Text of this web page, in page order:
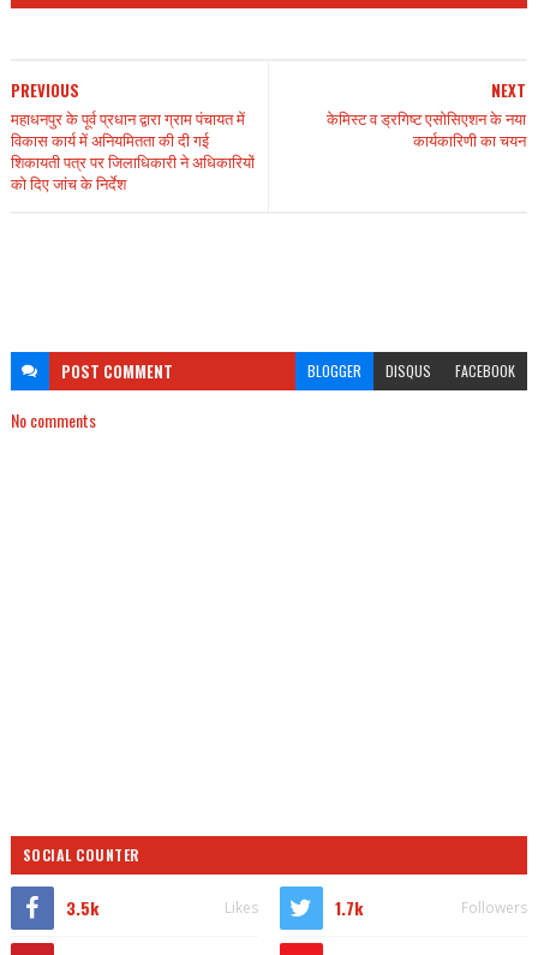
NEXT
केमिस्ट व ड्रगिष्ट एसोसिएशन के नया
कार्यकारिणी का चयन
PREVIOUS
महाधनपुर के पूर्व प्रधान द्वारा ग्राम पंचायत में
विकास कार्य में अनियमितता की दी गई
शिकायती पत्र पर जिलाधिकारी ने अधिकारियों
को दिए जांच के निर्देश
POST COMMENT BLOGGER DISQUS FACEBOOK
No comments
SOCIAL COUNTER
3.5k Likes 1.7k Followers